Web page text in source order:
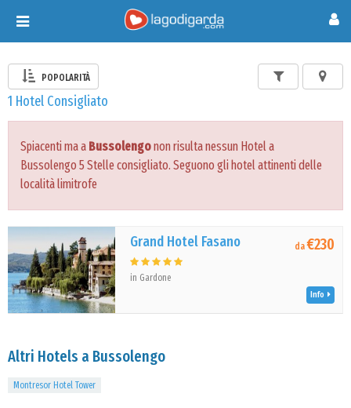
Toggle
navigation
POPOLARITÀ
1 Hotel Consigliato
Spiacenti ma a Bussolengonon risulta nessun Hotel a
Bussolengo 5 Stelle consigliato. Seguono gli hotel attinenti delle
località limitrofe
Grand Hotel Fasano
in Gardone
da€230
Info
Altri Hotels a Bussolengo
Montresor Hotel Tower